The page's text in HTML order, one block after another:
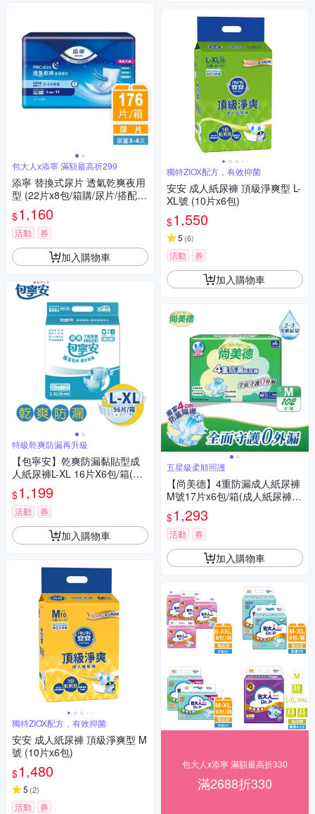
包大人x添寧 滿額最高折299
添寧 替換式尿片 透氣乾爽夜用
型 (22片x8包/箱購/尿片/搭配成
人紙尿褲)
$1,160
活動 券
加入購物車
特級乾爽防漏再升級
【包寧安】乾爽防漏黏貼型成
人紙尿褲L-XL 16片X6包/箱(共9
6片)
$1,199
活動 券
加入購物車
獨特ZIOX配方，有效抑菌
安安 成人紙尿褲 頂級淨爽型 M
號 (10片x6包)
$1,480
5 (2)
活動 券
獨特ZIOX配方，有效抑菌
安安 成人紙尿褲 頂級淨爽型 L-
XL號 (10片x6包)
$1,550
5 (6)
活動 券
加入購物車
五星級柔順照護
【尚美德】4重防漏成人紙尿褲
M號17片x6包/箱(成人紙尿褲
黏貼式 日用)
$1,293
活動 券
加入購物車
包大人x添寧 滿額最高折330
滿2688折330